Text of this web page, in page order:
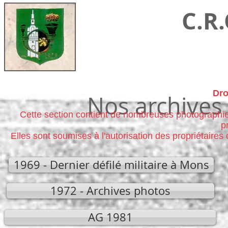
Nos
Cette section contient de nombreuses
Elles sont soumises à l'autorisation des
1969 - Dernier défilé militaire à Mons
1972 - Archives photos
AG 1981